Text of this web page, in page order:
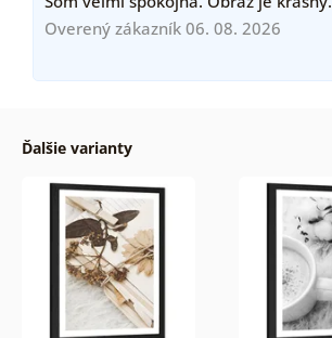
Overený zákazník 06. 08. 2026
Ďalšie varianty